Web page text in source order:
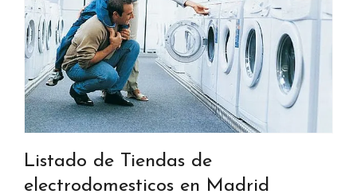
Listado de Tiendas de
electrodomesticos en Madrid